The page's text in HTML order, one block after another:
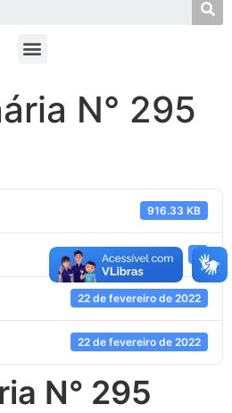
N° 295
916.33 KB
1
22 de fevereiro de 2022
22 de fevereiro de 2022
N° 295